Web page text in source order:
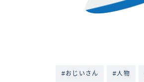
#おじいさん #人物